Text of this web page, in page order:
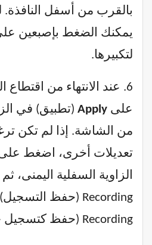
بالقرب من أسفل النافذة.
يمكنك الضغط بإصبعين
لتكبيرها.
6. عند الانتهاء من
على Apply (تطبيق) في
من الشاشة. إذا لم تكن
Recording (حفظ كتسجيل جديد).